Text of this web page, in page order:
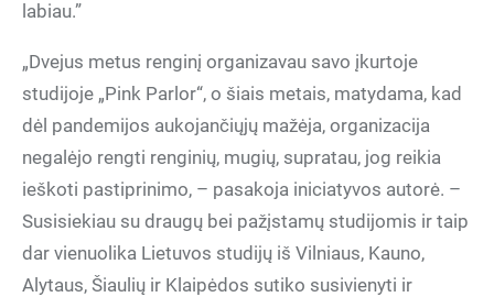
labiau.”
„Dvejus metus renginį organizavau savo įkurtoje
studijoje „Pink Parlor“, o šiais metais, matydama, kad
dėl pandemijos aukojančiųjų mažėja, organizacija
negalėjo rengti renginių, mugių, supratau, jog reikia
ieškoti pastiprinimo, – pasakoja iniciatyvos autorė. –
Susisiekiau su draugų bei pažįstamų studijomis ir taip
dar vienuolika Lietuvos studijų iš Vilniaus, Kauno,
Alytaus, Šiaulių ir Klaipėdos sutiko susivienyti ir